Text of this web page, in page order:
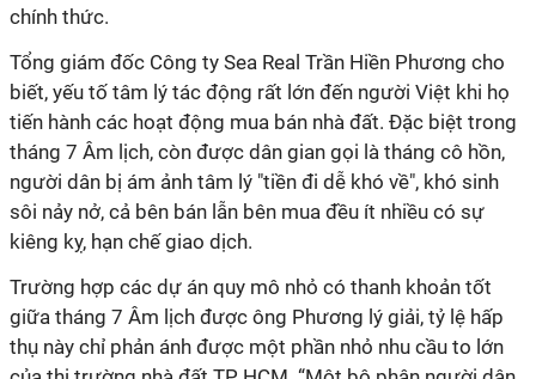
chính thức.
Tổng giám đốc Công ty Sea Real Trần Hiền Phương cho
biết, yếu tố tâm lý tác động rất lớn đến người Việt khi họ
tiến hành các hoạt động mua bán nhà đất. Đặc biệt trong
tháng 7 Âm lịch, còn được dân gian gọi là tháng cô hồn,
người dân bị ám ảnh tâm lý "tiền đi dễ khó về", khó sinh
sôi nảy nở, cả bên bán lẫn bên mua đều ít nhiều có sự
kiêng kỵ, hạn chế giao dịch.
Trường hợp các dự án quy mô nhỏ có thanh khoản tốt
giữa tháng 7 Âm lịch được ông Phương lý giải, tỷ lệ hấp
thụ này chỉ phản ánh được một phần nhỏ nhu cầu to lớn